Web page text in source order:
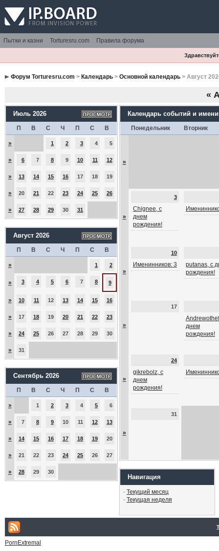
Пытки и казни Torturesru.com Правила форума
Форум Torturesru.com > Календарь> Основной календарь> Август
«
Июль 2026
П В С Ч П С В
» 1 2 3 4 5
» 6 7 8 9 10 11 12
» 13 14 15 16 17 18 19
» 20 21 22 23 24 25 26
» 27 28 29 30 31
Август 2026
П В С Ч П С В
» 1 2
» 3 4 5 6 7 8 9
» 10 11 12 13 14 15 16
» 17 18 19 20 21 22 23
» 24 25 26 27 28 29 30
» 31
Сентябрь 2026
П В С Ч П С В
» 1 2 3 4 5 6
» 7 8 9 10 11 12 13
» 14 15 16 17 18 19 20
» 21 22 23 24 25 26 27
» 28 29 30
Календарь событий и
Понедельник Вторник
»
»
3
Chignee, с
днем
рождения!
»
10
Именинников: 3
putanas, с
рождения!
»
17
днем
рождения!
»
24
gikrebolz, с
днем
рождения!
»
31
Навигация
· Текущий месяц
· Текущая неделя
PornExtremal